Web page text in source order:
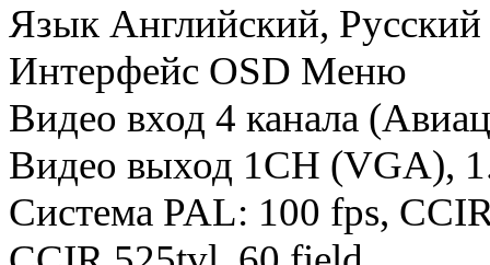
Язык Английский, Русский
Интерфейс OSD Меню
Видео вход 4 канала
Видео выход 1CH (VGA),
Система PAL: 100 fps,